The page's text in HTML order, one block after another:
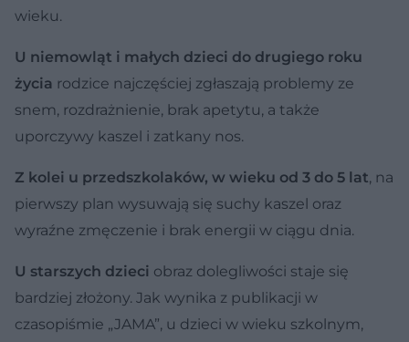
wieku.
U niemowląt i małych dzieci do drugiego roku
życia rodzice najczęściej zgłaszają problemy ze
snem, rozdrażnienie, brak apetytu, a także
uporczywy kaszel i zatkany nos.
Z kolei u przedszkolaków, w wieku od 3 do 5 lat, na
pierwszy plan wysuwają się suchy kaszel oraz
wyraźne zmęczenie i brak energii w ciągu dnia.
U starszych dzieci obraz dolegliwości staje się
bardziej złożony. Jak wynika z publikacji w
czasopiśmie „JAMA”, u dzieci w wieku szkolnym,